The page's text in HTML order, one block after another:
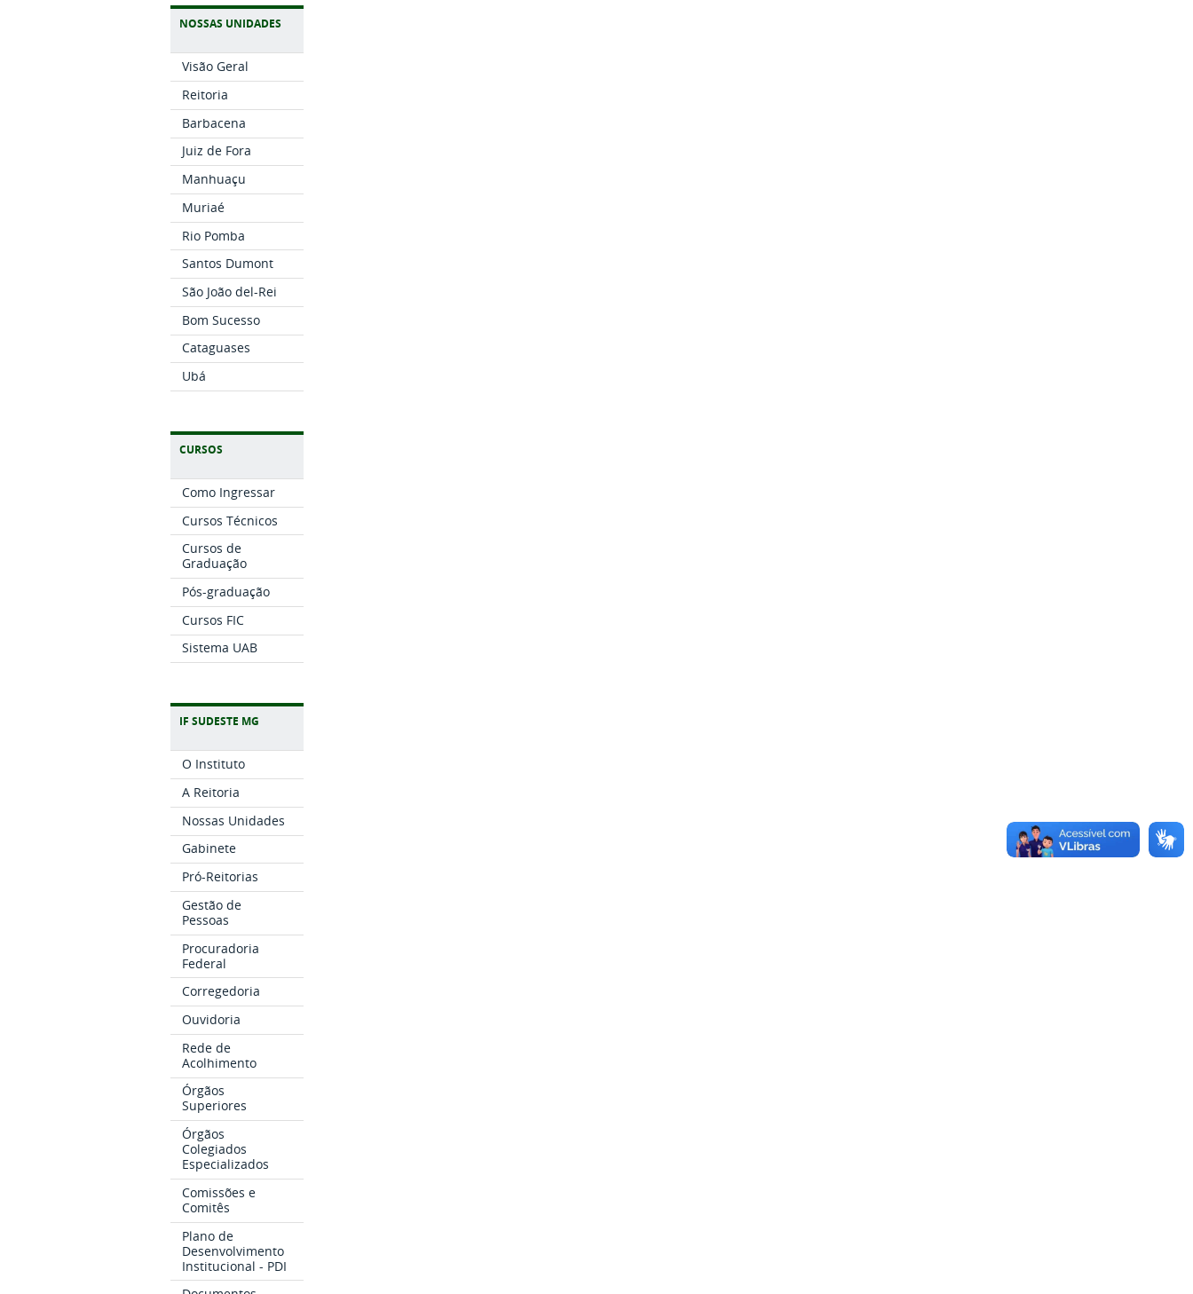
NOSSAS UNIDADES
Visão Geral
Reitoria
Barbacena
Juiz de Fora
Manhuaçu
Muriaé
Rio Pomba
Santos Dumont
São João del-Rei
Bom Sucesso
Cataguases
Ubá
CURSOS
Como Ingressar
Cursos Técnicos
Cursos de
Graduação
Pós-graduação
Cursos FIC
Sistema UAB
IF SUDESTE MG
O Instituto
A Reitoria
Nossas Unidades
Gabinete
Pró-Reitorias
Gestão de
Pessoas
Procuradoria
Federal
Corregedoria
Ouvidoria
Rede de
Acolhimento
Órgãos
Superiores
Órgãos
Colegiados
Especializados
Comissões e
Comitês
Plano de
Desenvolvimento
Institucional - PDI